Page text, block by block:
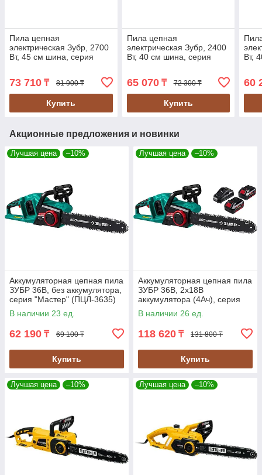
Пила цепная
электрическая Зубр, 2700
Вт, 45 см шина, серия
73 710 ₸ 81 900 ₸
Купить
Пила цепная
электрическая Зубр, 2400
Вт, 40 см шина, серия
65 070₸ 72 300 ₸
Купить
Вт,
60
Акционные предложения и новинки
Лучшая цена –10%
Аккумуляторная цепная пила
ЗУБР 36В, без аккумулятора,
серия "Мастер" (ПЦЛ-3635)
В наличии 23 ед.
62 190 ₸ 69 100 ₸
Купить
Лучшая цена –10%
Аккумуляторная цепная пила
ЗУБР 36В, 2х18В
аккумулятора (4Ач), серия
"Мастер" (ПЦЛ-3635-42)
В наличии 26 ед.
118 620 ₸ 131 800 ₸
Купить
Лучшая цена –10% Лучшая цена –10%